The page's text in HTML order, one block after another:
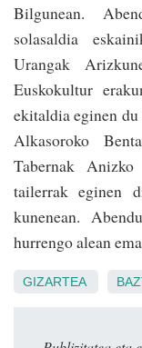
Bilgunean.
solasaldia
Urangak
Euskokultur
ekitaldia eginen
Alkasoroko
Tabernak Anizko
tailerrak eginen
kunenean.
hurrengo alean
GIZARTEA